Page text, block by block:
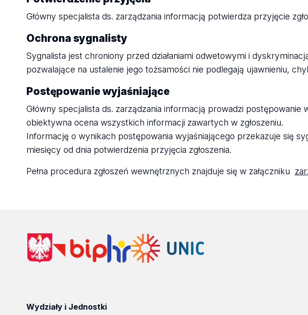
Główny specjalista ds. zarządzania informacją potwierdza przyjęcie
Ochrona sygnalisty
Sygnalista jest chroniony przed działaniami odwetowymi i
pozwalające na ustalenie jego tożsamości nie podlegają ujawnieniu,
Postępowanie wyjaśniające
Główny specjalista ds. zarządzania informacją prowadzi
obiektywna ocena wszystkich informacji zawartych w zgłoszeniu.
Informację o wynikach postępowania wyjaśniającego przekazuje się
miesięcy od dnia potwierdzenia przyjęcia zgłoszenia.
Pełna procedura zgłoszeń wewnętrznych znajduje się w załączniku
Wydziały i Jednostki